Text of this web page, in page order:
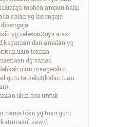
mohon ampun,halal
salah yg disengaja
yg sebesar2nya atas
keguruan dan amalan yg
terima
dg sanad
ulun mengetahui
guru tersebut(kalau tuan
ulun doa untuk
nama toko yg tuan guru
saw\’.